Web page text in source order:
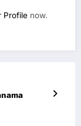
Profile now.